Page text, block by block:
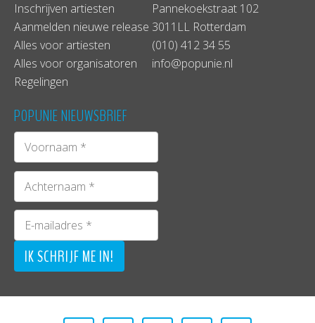
Inschrijven artiesten
Aanmelden nieuwe release
Alles voor artiesten
Alles voor organisatoren
Regelingen
Pannekoekstraat 102
3011LL Rotterdam
(010) 412 34 55
info@popunie.nl
POPUNIE NIEUWSBRIEF